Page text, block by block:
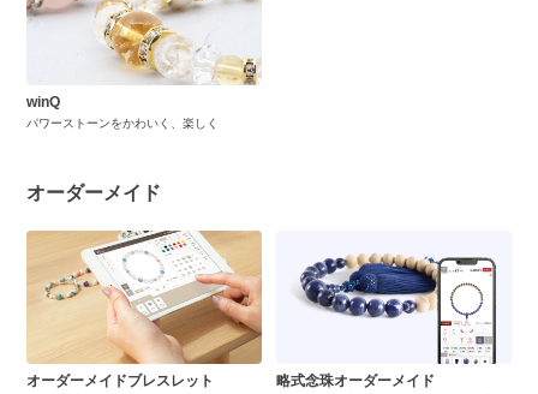
winQ
パワーストーンをかわいく、楽しく
オーダーメイド
オーダーメイドブレスレット 略式念珠オーダーメイド